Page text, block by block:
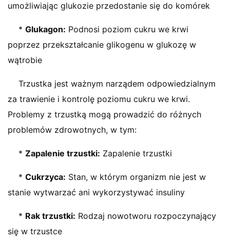
umożliwiając glukozie przedostanie się do komórek
* Glukagon: Podnosi poziom cukru we krwi
poprzez przekształcanie glikogenu w glukozę w
wątrobie
Trzustka jest ważnym narządem odpowiedzialnym
za trawienie i kontrolę poziomu cukru we krwi.
Problemy z trzustką mogą prowadzić do różnych
problemów zdrowotnych, w tym:
* Zapalenie trzustki: Zapalenie trzustki
* Cukrzyca: Stan, w którym organizm nie jest w
stanie wytwarzać ani wykorzystywać insuliny
* Rak trzustki: Rodzaj nowotworu rozpoczynający
się w trzustce